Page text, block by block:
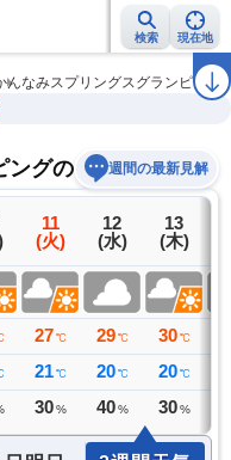
検索 現在地
警報・注意報 2週間天気 ラ
んなみスプリングスグランピング
グの2週間天気予報
週間の最新見解
11
(火)
27 ℃
21 ℃
30 %
12
(水)
29 ℃
20 ℃
40 %
13
(木)
30 ℃
20 ℃
30 %